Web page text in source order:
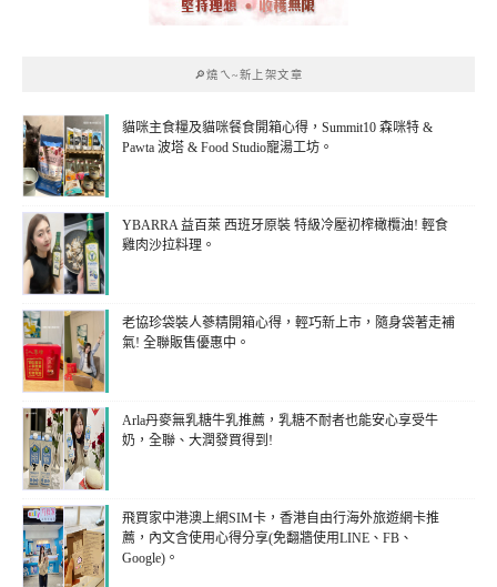
🔎燒ㄟ~新上架文章
貓咪主食糧及貓咪餐食開箱心得，Summit10 森咪特 &
Pawta 波塔 & Food Studio寵湯工坊。
YBARRA 益百萊 西班牙原裝 特級冷壓初榨橄欖油! 輕食
雞肉沙拉料理。
老協珍袋裝人蔘精開箱心得，輕巧新上市，隨身袋著走補
氣! 全聯販售優惠中。
Arla丹麥無乳糖牛乳推薦，乳糖不耐者也能安心享受牛
奶，全聯、大潤發買得到!
飛買家中港澳上網SIM卡，香港自由行海外旅遊網卡推
薦，內文含使用心得分享(免翻牆使用LINE、FB、
Google)。